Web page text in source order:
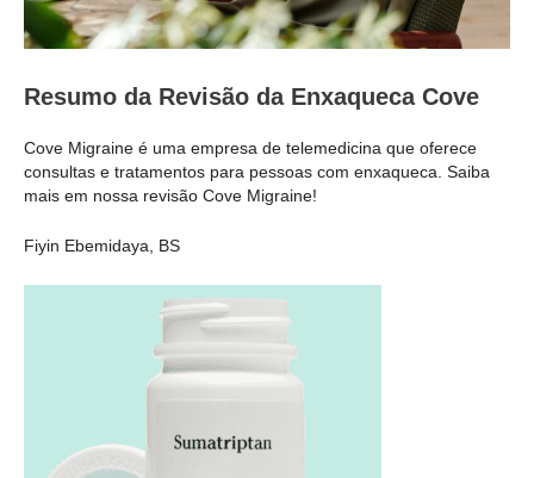
Resumo da Revisão da Enxaqueca Cove
Cove Migraine é uma empresa de telemedicina que oferece
consultas e tratamentos para pessoas com enxaqueca. Saiba
mais em nossa revisão Cove Migraine!
Fiyin Ebemidaya, BS